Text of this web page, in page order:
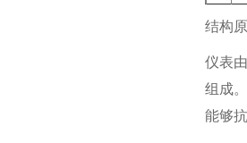
Y-
带边)
Y-
轴向
150
结构
仪表
组成
能够